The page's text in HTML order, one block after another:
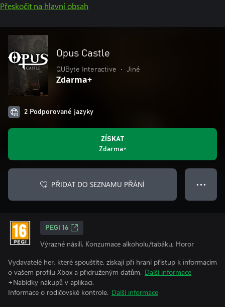
Přeskočit na hlavní obsah
Opus Castle
QUByte Interactive • Jiné
Zdarma+
2 Podporované jazyky
ZÍSKAT
Zdarma+
PŘIDAT DO SEZNAMU PŘÁNÍ ● ● ●
PEGI 16
Výrazné násilí, Konzumace alkoholu/tabáku, Horor
Vydavatelé her, které spouštíte, získají při hraní přístup k informacím
o vašem profilu Xbox a přidruženým datům. Další informace
+Nabídky nákupů v aplikaci.
Informace o rodičovské kontrole. Další informace